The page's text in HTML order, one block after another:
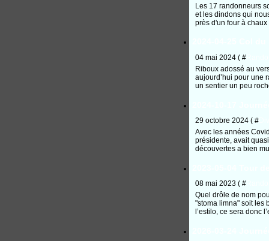
Les 17 randonneurs
et les dindons qui
près d'un four à
04 mai 2024 ( #
Riboux adossé au
aujourd’hui pour une
un sentier un peu
29 octobre 2024 ( #
Avec les années
présidente, avait
découvertes a bien
08 mai 2023 ( #
Quel drôle de nom
"stoma limna" soit les
l’estilo, ce sera donc